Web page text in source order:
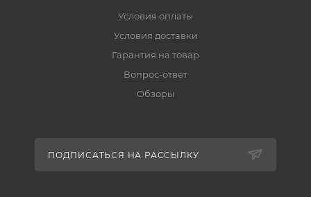
Условия оплаты
Условия доставки
Гарантия на товар
Вопрос-ответ
Обзоры
ПОДПИСАТЬСЯ НА РАССЫЛКУ